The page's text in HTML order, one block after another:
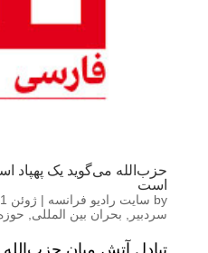
حزب‌الله می‌گوید یک پهپاد
است
by سایت رادیو فرانسه | ژوئن 1, 2024 11:55 ب.ظ
سردبیر , بحران بین المللی,